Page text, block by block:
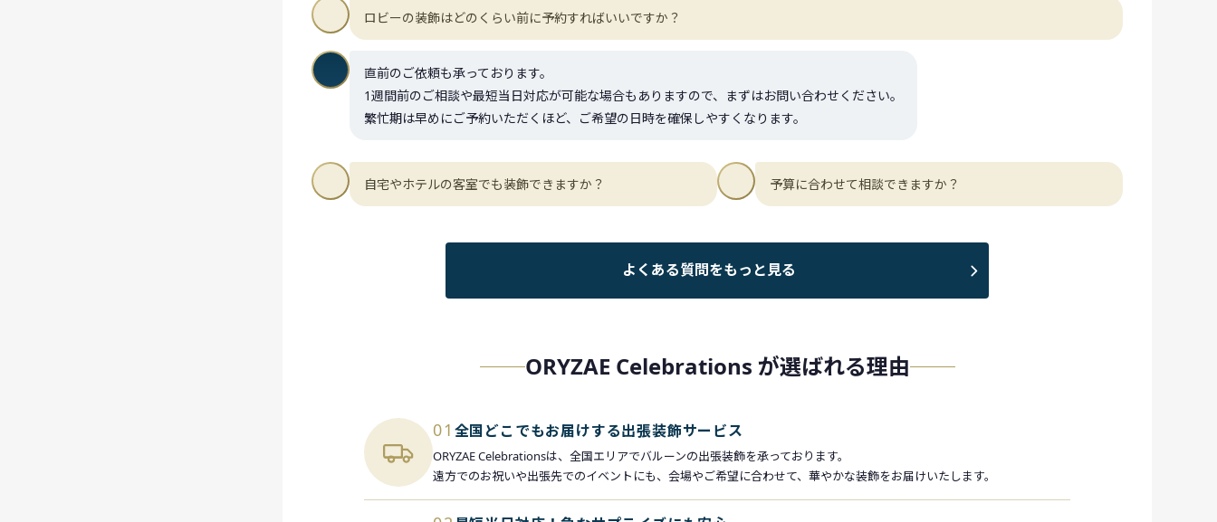
ロビーの装飾はどのくらい前に予約すればいいですか？
直前のご依頼も承っております。
1週間前のご相談や最短当日対応が可能な場合もありますので、まずはお問い合わせください。
繁忙期は早めにご予約いただくほど、ご希望の日時を確保しやすくなります。
自宅やホテルの客室でも装飾できますか？ 予算に合わせて相談できますか？
よくある質問をもっと見る
ORYZAE Celebrations が選ばれる理由
01 全国どこでもお届けする出張装飾サービス
ORYZAE Celebrationsは、全国エリアでバルーンの出張装飾を承っております。
遠方でのお祝いや出張先でのイベントにも、会場やご希望に合わせて、華やかな装飾をお届けいたします。